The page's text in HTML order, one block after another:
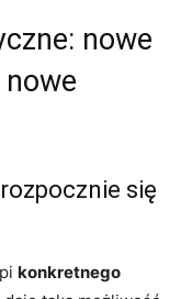
nowe
się
konkretnego